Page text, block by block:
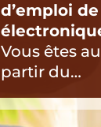
d’emploi
Vous êtes
partir du…